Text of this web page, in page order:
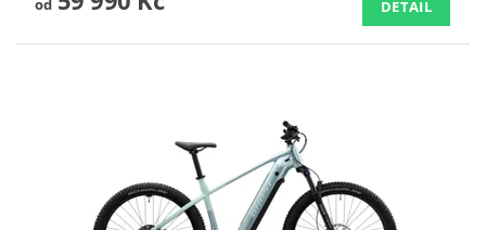
od
DETAIL